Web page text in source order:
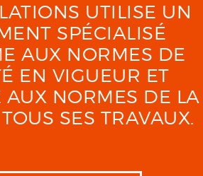
UTILISE UN
SPÉCIALISÉ
AUX NORMES DE
EN VIGUEUR ET
AUX NORMES DE LA
SES TRAVAUX.